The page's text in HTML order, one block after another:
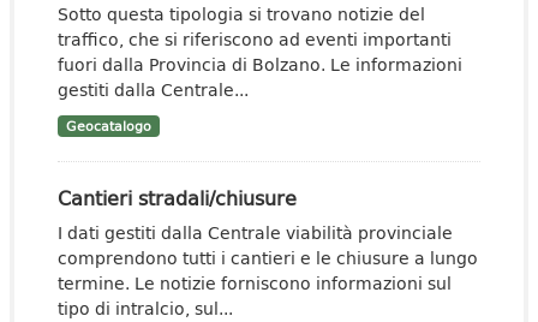
Sotto questa tipologia si trovano notizie del
traffico, che si riferiscono ad eventi importanti
fuori dalla Provincia di Bolzano. Le informazioni
gestiti dalla Centrale...
Geocatalogo
Cantieri stradali/chiusure
I dati gestiti dalla Centrale viabilità provinciale
comprendono tutti i cantieri e le chiusure a lungo
termine. Le notizie forniscono informazioni sul
tipo di intralcio, sul...